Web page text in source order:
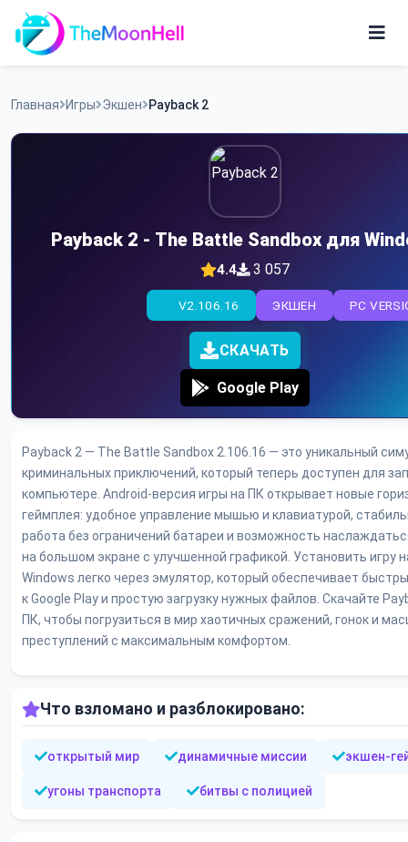
Skip
content
Приложения
Главная Игры Экшен Payback 2
Payback 2 - The Battle Sandbox для
4.4 3 057
PC
ЭКШЕН
V2.106.16
СКАЧАТЬ
Google Play
Payback 2 — The Battle Sandbox 2.106.16 — это уникальный
криминальных приключений, который теперь доступен для
компьютере. Android-версия игры на ПК открывает новые
геймплея: удобное управление мышью и клавиатурой,
работа без ограничений батареи и возможность
на большом экране с улучшенной графикой. Установить игру
Windows легко через эмулятор, который обеспечивает
к Google Play и простую загрузку нужных файлов. Скачайте
ПК, чтобы погрузиться в мир хаотичных сражений, гонок и
преступлений с максимальным комфортом.
Что взломано и разблокировано:
открытый мир динамичные миссии экшен-
угоны транспорта битвы с полицией